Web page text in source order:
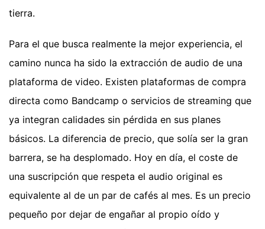
tierra.
Para el que busca realmente la mejor experiencia, el
camino nunca ha sido la extracción de audio de una
plataforma de video. Existen plataformas de compra
directa como Bandcamp o servicios de streaming que
ya integran calidades sin pérdida en sus planes
básicos. La diferencia de precio, que solía ser la gran
barrera, se ha desplomado. Hoy en día, el coste de
una suscripción que respeta el audio original es
equivalente al de un par de cafés al mes. Es un precio
pequeño por dejar de engañar al propio oído y